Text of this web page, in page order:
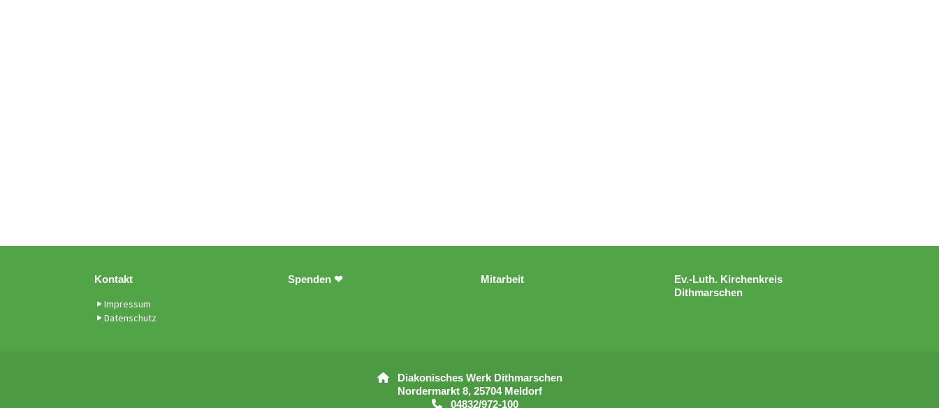
Kontakt
Impressum
Datenschutz
Spenden ❤ Mitarbeit
Ev.-Luth. Kirchenkreis
Dithmarschen
Diakonisches Werk Dithmarschen
Nordermarkt 8, 25704 Meldorf
 04832/972-100